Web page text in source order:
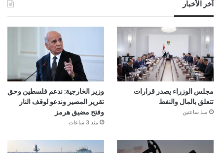
آخر الأخبار
مجلس الوزراء يصدر قرارات
تتعلق بالمال والنفط
منذ ساعتين
وزير الخارجية: ندعم فلسطين وحق
تقرير المصير وندعو لوقف النار
وفتح مضيق هرمز
منذ 3 ساعات